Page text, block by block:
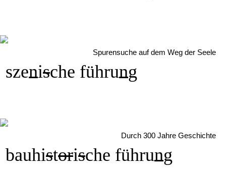
Spurensuche auf dem Weg der Seele
szenische führung
Durch 300 Jahre Geschichte
bauhistorische führung